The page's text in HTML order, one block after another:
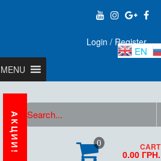
АКЦИИ!
Login / Register
MENU
0 CART
0.00 ГРН.
EN